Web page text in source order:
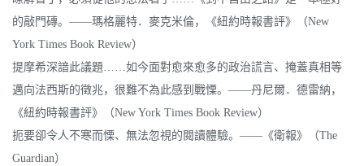
的敲門磚。——瑪格麗特．麥克米倫，《紐約時報書評》（New
York Times Book Review）
提摩希深諳此議題……如今面對愈來愈多的政治謊言、掩蓋真相等
邁向法西斯的徵兆，很難不為此感到戰慄。——丹尼爾．德雷納，
《紐約時報書評》（New York Times Book Review）
扼要卻令人不寒而慄、無法忽視的閱讀體驗。——《衛報》（The
Guardian）